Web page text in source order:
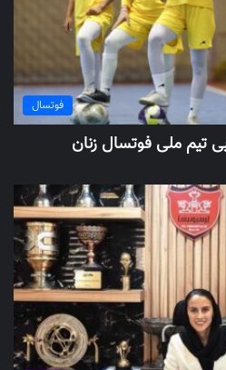
فوتسال
تیم ملی فوتسال زنان